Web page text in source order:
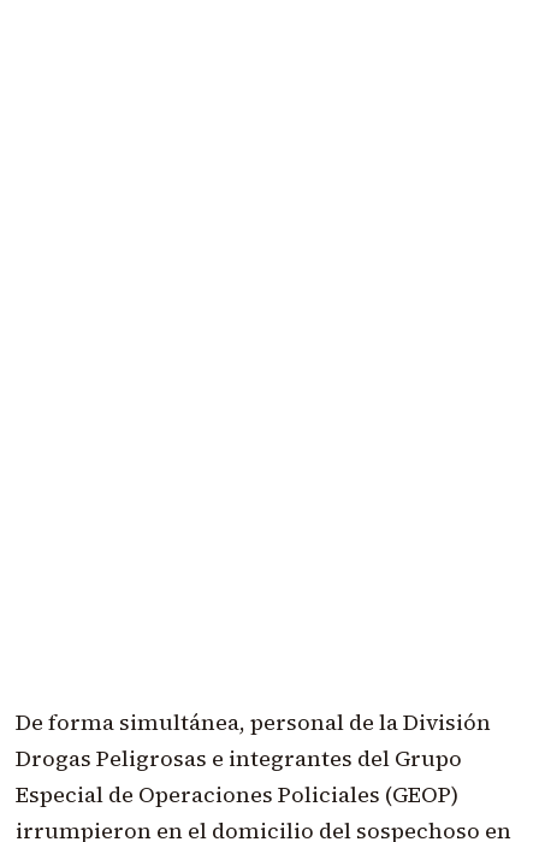
De forma simultánea, personal de la División
Drogas Peligrosas e integrantes del Grupo
Especial de Operaciones Policiales (GEOP)
irrumpieron en el domicilio del sospechoso en